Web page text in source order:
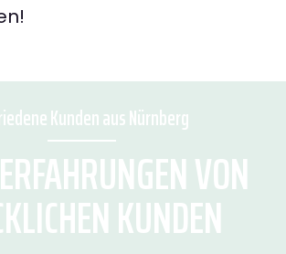
Kunden aus Nürnberg
VON
KUNDEN